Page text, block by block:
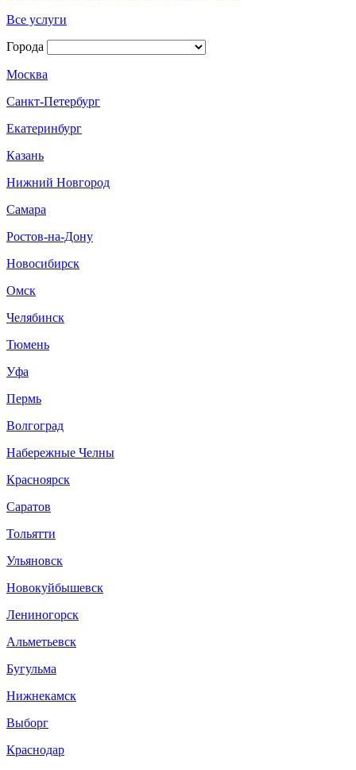
Все услуги
Города
Москва
Санкт-Петербург
Екатеринбург
Казань
Нижний Новгород
Самара
Ростов-на-Дону
Новосибирск
Омск
Челябинск
Тюмень
Уфа
Пермь
Волгоград
Набережные Челны
Красноярск
Саратов
Тольятти
Ульяновск
Новокуйбышевск
Лениногорск
Альметьевск
Бугульма
Нижнекамск
Выборг
Краснодар